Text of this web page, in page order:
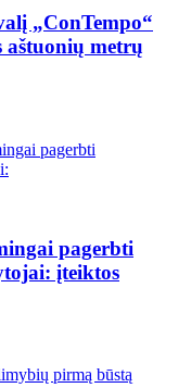
„ConTempo“
aštuonių metrų
pagerbti
įteiktos